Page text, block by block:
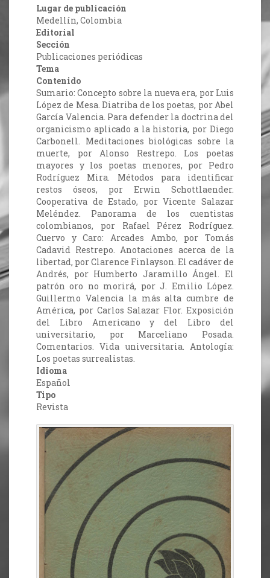
Lugar de publicación
Medellín, Colombia
Editorial
Sección
Publicaciones periódicas
Tema
Contenido
Sumario: Concepto sobre la nueva era, por Luis
López de Mesa. Diatriba de los poetas, por Abel
García Valencia. Para defender la doctrina del
organicismo aplicado a la historia, por Diego
Carbonell. Meditaciones biológicas sobre la
muerte, por Alonso Restrepo. Los poetas
mayores y los poetas menores, por Pedro
Rodríguez Mira. Métodos para identificar
restos óseos, por Erwin Schottlaender.
Cooperativa de Estado, por Vicente Salazar
Meléndez. Panorama de los cuentistas
colombianos, por Rafael Pérez Rodríguez.
Cuervo y Caro: Arcades Ambo, por Tomás
Cadavid Restrepo. Anotaciones acerca de la
libertad, por Clarence Finlayson. El cadáver de
Andrés, por Humberto Jaramillo Ángel. El
patrón oro no morirá, por J. Emilio López.
Guillermo Valencia la más alta cumbre de
América, por Carlos Salazar Flor. Exposición
del Libro Americano y del Libro del
universitario, por Marceliano Posada.
Comentarios. Vida universitaria. Antología:
Los poetas surrealistas.
Idioma
Español
Tipo
Revista